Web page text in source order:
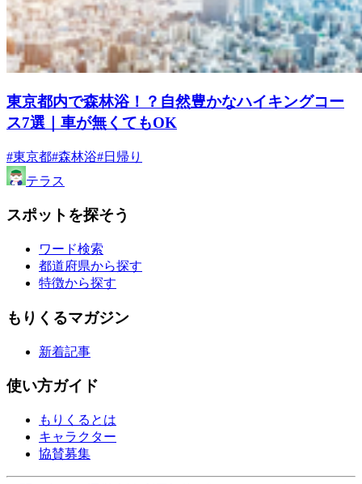
東京都内で森林浴！？自然豊かなハイキングコー
ス7選｜車が無くてもOK
#東京都#森林浴#日帰り
テラス
スポットを探そう
ワード検索
都道府県から探す
特徴から探す
もりくるマガジン
新着記事
使い方ガイド
もりくるとは
キャラクター
協賛募集